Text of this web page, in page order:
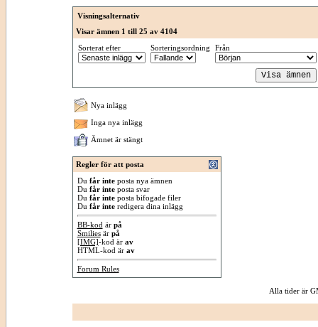
Visningsalternativ
Visar ämnen 1 till 25 av 4104
Sorterat efter
Sorteringsordning Från
Nya inlägg
Inga nya inlägg
Ämnet är stängt
Regler för att posta
Du får inteposta nya ämnen
Du får inteposta svar
Du får inteposta bifogade filer
Du får interedigera dina inlägg
BB-kod är på
Smiliesär på
[IMG]-kod är av
HTML-kod är av
Forum Rules
Alla tider är